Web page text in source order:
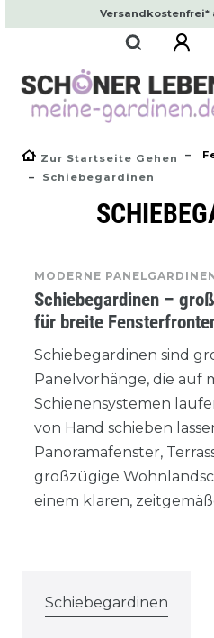
Versandkostenfrei*
Zur Startseite Gehen
Schiebegardinen
MODERNE
Schiebegardinen –
für breite
Schiebegardinen sind
Panelvorhänge, die auf
Schienensystemen
von Hand schieben
Panoramafenster,
großzügige
einem klaren,
Schiebegardinen